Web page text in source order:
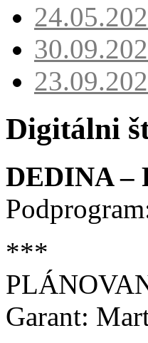
Digitálni
DEDINA –
***
Garant: